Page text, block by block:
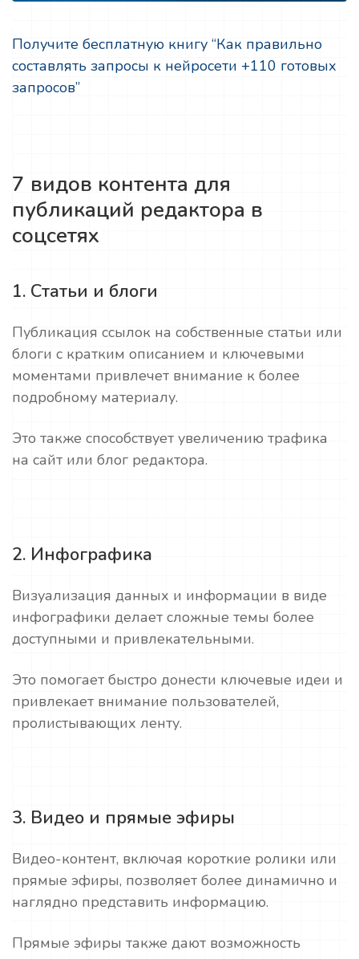
Получите бесплатную книгу “Как правильно
составлять запросы к нейросети +110 готовых
запросов”
7 видов контента для
публикаций редактора в
соцсетях
1. Статьи и блоги
Публикация ссылок на собственные статьи или
блоги с кратким описанием и ключевыми
моментами привлечет внимание к более
подробному материалу.
Это также способствует увеличению трафика
на сайт или блог редактора.
2. Инфографика
Визуализация данных и информации в виде
инфографики делает сложные темы более
доступными и привлекательными.
Это помогает быстро донести ключевые идеи и
привлекает внимание пользователей,
пролистывающих ленту.
3. Видео и прямые эфиры
Видео-контент, включая короткие ролики или
прямые эфиры, позволяет более динамично и
наглядно представить информацию.
Прямые эфиры также дают возможность